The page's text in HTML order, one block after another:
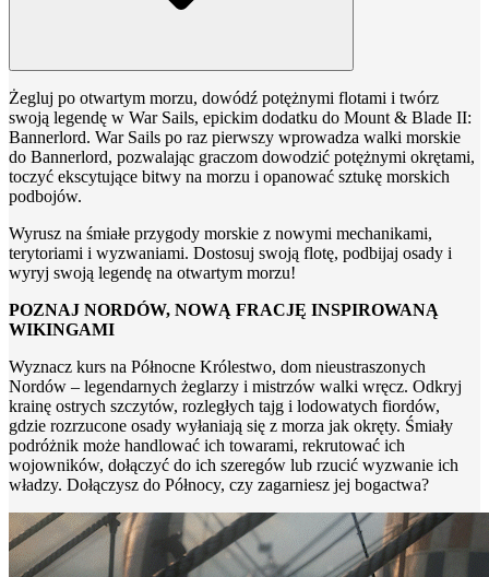
Żegluj po otwartym morzu, dowódź potężnymi flotami i twórz
swoją legendę w War Sails, epickim dodatku do Mount & Blade II:
Bannerlord. War Sails po raz pierwszy wprowadza walki morskie
do Bannerlord, pozwalając graczom dowodzić potężnymi okrętami,
toczyć ekscytujące bitwy na morzu i opanować sztukę morskich
podbojów.
Wyrusz na śmiałe przygody morskie z nowymi mechanikami,
terytoriami i wyzwaniami. Dostosuj swoją flotę, podbijaj osady i
wyryj swoją legendę na otwartym morzu!
POZNAJ NORDÓW, NOWĄ FRACJĘ INSPIROWANĄ
WIKINGAMI
Wyznacz kurs na Północne Królestwo, dom nieustraszonych
Nordów – legendarnych żeglarzy i mistrzów walki wręcz. Odkryj
krainę ostrych szczytów, rozległych tajg i lodowatych fiordów,
gdzie rozrzucone osady wyłaniają się z morza jak okręty. Śmiały
podróżnik może handlować ich towarami, rekrutować ich
wojowników, dołączyć do ich szeregów lub rzucić wyzwanie ich
władzy. Dołączysz do Północy, czy zagarniesz jej bogactwa?